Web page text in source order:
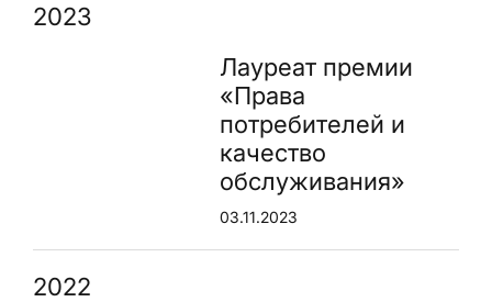
2023
Лауреат премии
«Права
потребителей и
качество
обслуживания»
03.11.2023
2022